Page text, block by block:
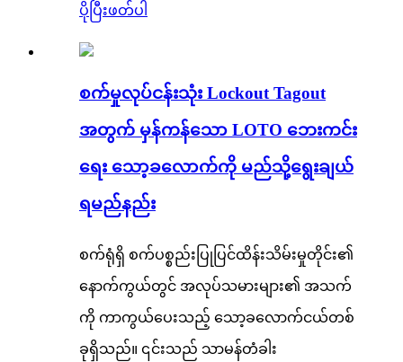
ပိုပြီးဖတ်ပါ
စက်မှုလုပ်ငန်းသုံး Lockout Tagout
အတွက် မှန်ကန်သော LOTO ဘေးကင်း
ရေး သော့ခလောက်ကို မည်သို့ရွေးချယ်
ရမည်နည်း
စက်ရုံရှိ စက်ပစ္စည်းပြုပြင်ထိန်းသိမ်းမှုတိုင်း၏
နောက်ကွယ်တွင် အလုပ်သမားများ၏ အသက်
ကို ကာကွယ်ပေးသည့် သော့ခလောက်ငယ်တစ်
ခုရှိသည်။ ၎င်းသည် သာမန်တံခါး